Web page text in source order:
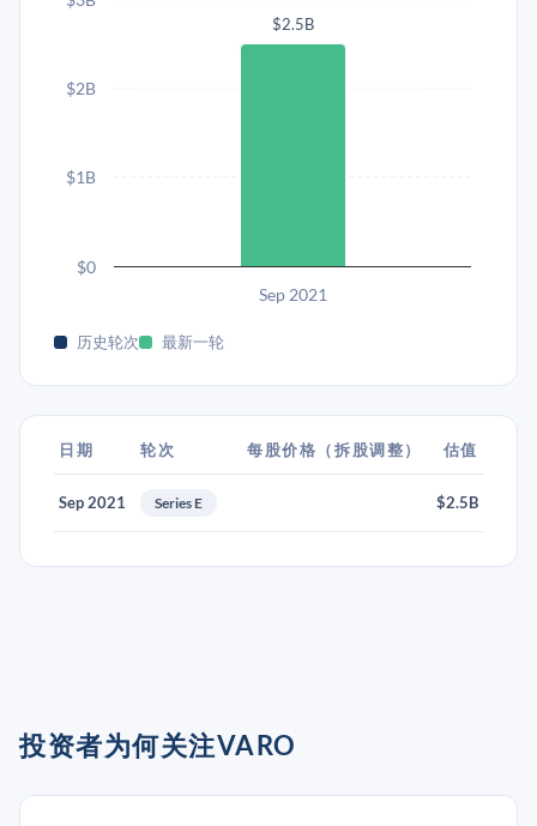
$2.5B
Sep 2021
$0
$1B
$2B
历史轮次 最新一轮
日期 轮次 每股价格（拆股调整） 估值
Sep 2021 Series E $2.5B
投资者为何关注VARO